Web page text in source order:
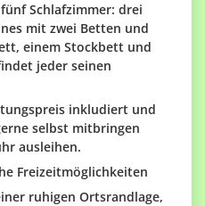
Schlafzimmer: drei
mit zwei Betten und
einem Stockbett und
jeder seinen
inkludiert und
selbst mitbringen
ausleihen.
Freizeitmöglichkeiten
ruhigen Ortsrandlage,